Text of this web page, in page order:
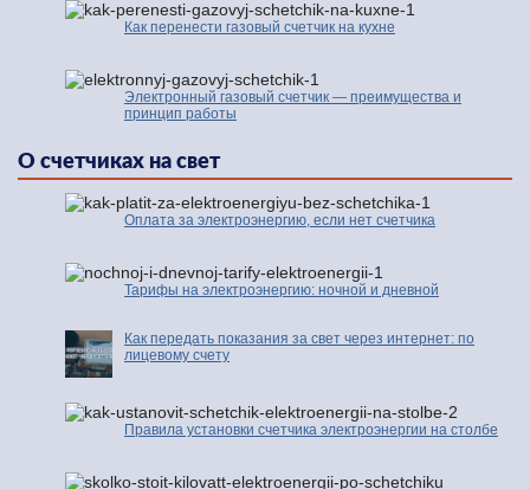
Как перенести газовый счетчик на кухне
Электронный газовый счетчик — преимущества и
принцип работы
О счетчиках на свет
Оплата за электроэнергию, если нет счетчика
Тарифы на электроэнергию: ночной и дневной
Как передать показания за свет через интернет: по
лицевому счету
Правила установки счетчика электроэнергии на столбе